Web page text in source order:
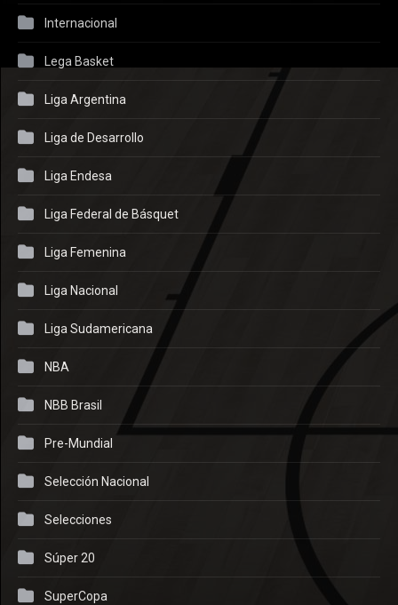
Internacional
Lega Basket
Liga Argentina
Liga de Desarrollo
Liga Endesa
Liga Federal de Básquet
Liga Femenina
Liga Nacional
Liga Sudamericana
NBA
NBB Brasil
Pre-Mundial
Selección Nacional
Selecciones
Súper 20
SuperCopa